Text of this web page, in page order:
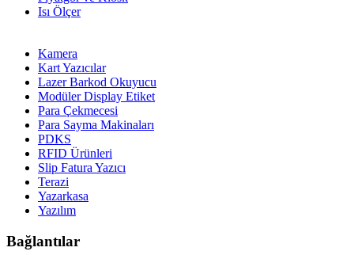
Isı Ölçer
Kamera
Kart Yazıcılar
Lazer Barkod Okuyucu
Modüler Display Etiket
Para Çekmecesi
Para Sayma Makinaları
PDKS
RFID Ürünleri
Slip Fatura Yazıcı
Terazi
Yazarkasa
Yazılım
Bağlantılar